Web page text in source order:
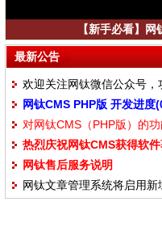
【新手必看】
最新公告
欢迎关注网钛微信公众号
网钛CMS PHP版 开发进度
对网钛CMS（PHP版）的
这里
热烈庆祝网钛CMS获得软
网钛售后服务说明
网钛文章管理系统将启用